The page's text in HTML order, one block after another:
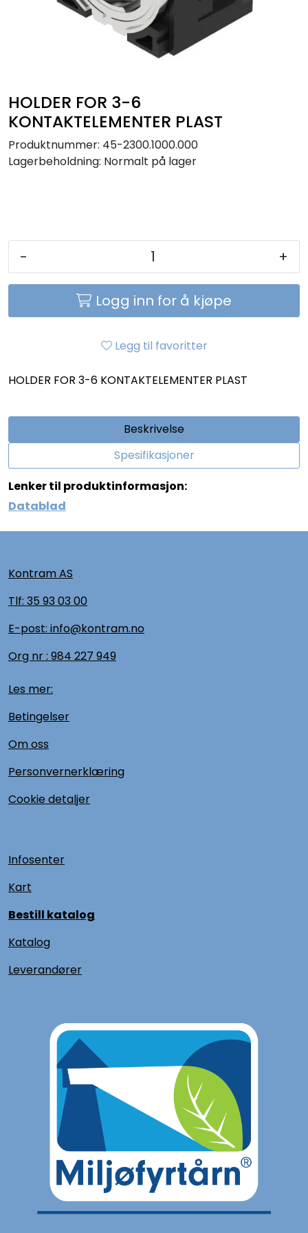
HOLDER FOR 3-6
KONTAKTELEMENTER PLAST
Produktnummer: 45-2300.1000.000
Lagerbeholdning: Normalt på lager
- +
Logg inn for å kjøpe
Legg til favoritter
HOLDER FOR 3-6 KONTAKTELEMENTER PLAST
Beskrivelse
Spesifikasjoner
Lenker til produktinformasjon:
Datablad
Kontram AS
Tlf: 35 93 03 00
E-post: info@kontram.no
Org nr : 984 227 949
Les mer:
Betingelser
Om oss
Personvernerklæring
Cookie detaljer
Infosenter
Kart
Bestill katalog
Katalog
Leverandører